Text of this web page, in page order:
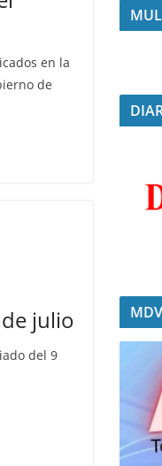
en la
de
julio
del 9